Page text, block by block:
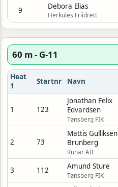
9 Debora Elias
Herkules Friidrett
60 m - G-11
Heat
1
Startnr Navn
1 123
Jonathan Felix
Edvardsen
Tønsberg FIK
2 73
Mattis Gulliksen
Brunberg
Runar AIL
3 112 Amund Sture
Tønsberg FIK